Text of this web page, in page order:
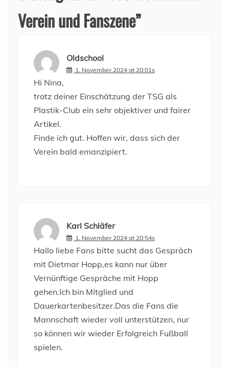
Verein und Fanszene”
Oldschool
1. November 2024 at 20:01s
Hi Nina,
trotz deiner Einschätzung der TSG als
Plastik-Club ein sehr objektiver und fairer
Artikel.
Finde ich gut. Hoffen wir, dass sich der
Verein bald emanzipiert.
Karl Schläfer
1. November 2024 at 20:54s
Hallo liebe Fans bitte sucht das Gespräch
mit Dietmar Hopp,es kann nur über
Vernünftige Gespräche mit Hopp
gehen.Ich bin Mitglied und
Dauerkartenbesitzer.Das die Fans die
Mannschaft wieder voll unterstützen, nur
so können wir wieder Erfolgreich Fußball
spielen.